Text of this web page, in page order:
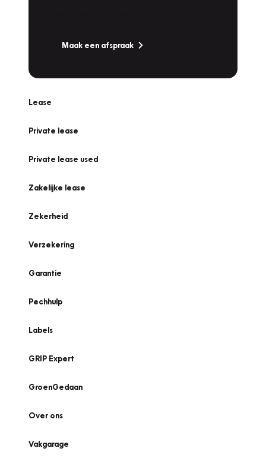
Maak een afspraak
Lease
Private lease
Private lease used
Zakelijke lease
Zekerheid
Verzekering
Garantie
Pechhulp
Labels
GRIP Expert
GroenGedaan
Over ons
Vakgarage